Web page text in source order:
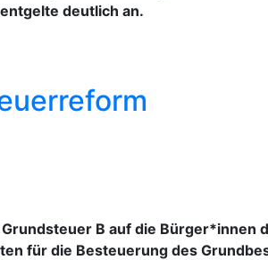
deutlich an.
B auf die Bürger*innen
für die Besteuerung des